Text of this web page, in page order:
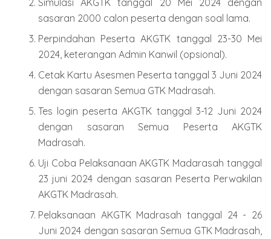
Simulasi AKGTK tanggal 20 Mei 2024 dengan
sasaran 2000 calon peserta dengan soal lama.
Perpindahan Peserta AKGTK tanggal 23-30 Mei
2024, keterangan Admin Kanwil (opsional).
Cetak Kartu Asesmen Peserta tanggal 3 Juni 2024
dengan sasaran Semua GTK Madrasah.
Tes login peserta AKGTK tanggal 3-12 Juni 2024
dengan sasaran Semua Peserta AKGTK
Madrasah.
Uji Coba Pelaksanaan AKGTK Madarasah tanggal
23 juni 2024 dengan sasaran Peserta Perwakilan
AKGTK Madrasah.
Pelaksanaan AKGTK Madrasah tanggal 24 - 26
Juni 2024 dengan sasaran Semua GTK Madrasah,